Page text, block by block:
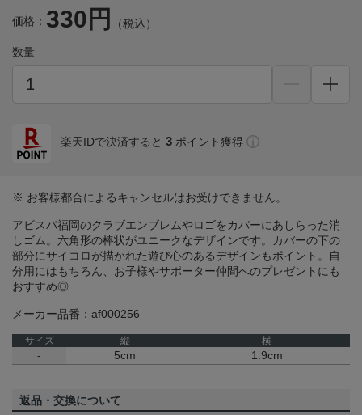
価格： 330円 （税込）
数量
楽天IDで決済すると 3 ポイント獲得
※ お客様都合によるキャンセルはお受けできません。
アビスパ福岡のクラブエンブレムやロゴをカバーにあしらった消
しゴム。六角形の棒状がユニークなデザインです。カバーの下の
部分にサイコロが描かれた遊び心のあるデザインもポイント。自
分用にはもちろん、お子様やサポーター仲間へのプレゼントにも
おすすめ◎
メーカー品番：af000256
サイズ 縦 横
- 5cm 1.9cm
返品・交換について